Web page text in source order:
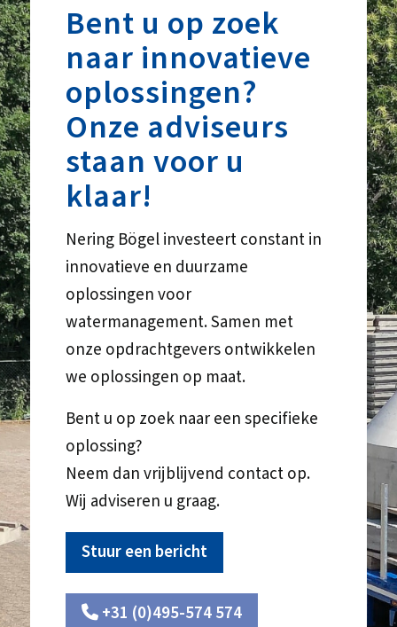
Bent u op zoek
naar innovatieve
oplossingen?
Onze adviseurs
staan voor u
klaar!
Nering Bögel investeert constant in
innovatieve en duurzame
oplossingen voor
watermanagement. Samen met
onze opdrachtgevers ontwikkelen
we oplossingen op maat.
Bent u op zoek naar een specifieke
oplossing?
Neem dan vrijblijvend contact op.
Wij adviseren u graag.
Stuur een bericht
+31 (0)495-574 574